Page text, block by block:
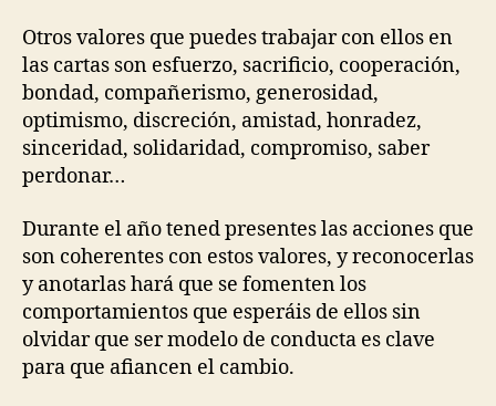
Otros valores que puedes trabajar con ellos en
las cartas son esfuerzo, sacrificio, cooperación,
bondad, compañerismo, generosidad,
optimismo, discreción, amistad, honradez,
sinceridad, solidaridad, compromiso, saber
perdonar…
Durante el año tened presentes las acciones que
son coherentes con estos valores, y reconocerlas
y anotarlas hará que se fomenten los
comportamientos que esperáis de ellos sin
olvidar que ser modelo de conducta es clave
para que afiancen el cambio.